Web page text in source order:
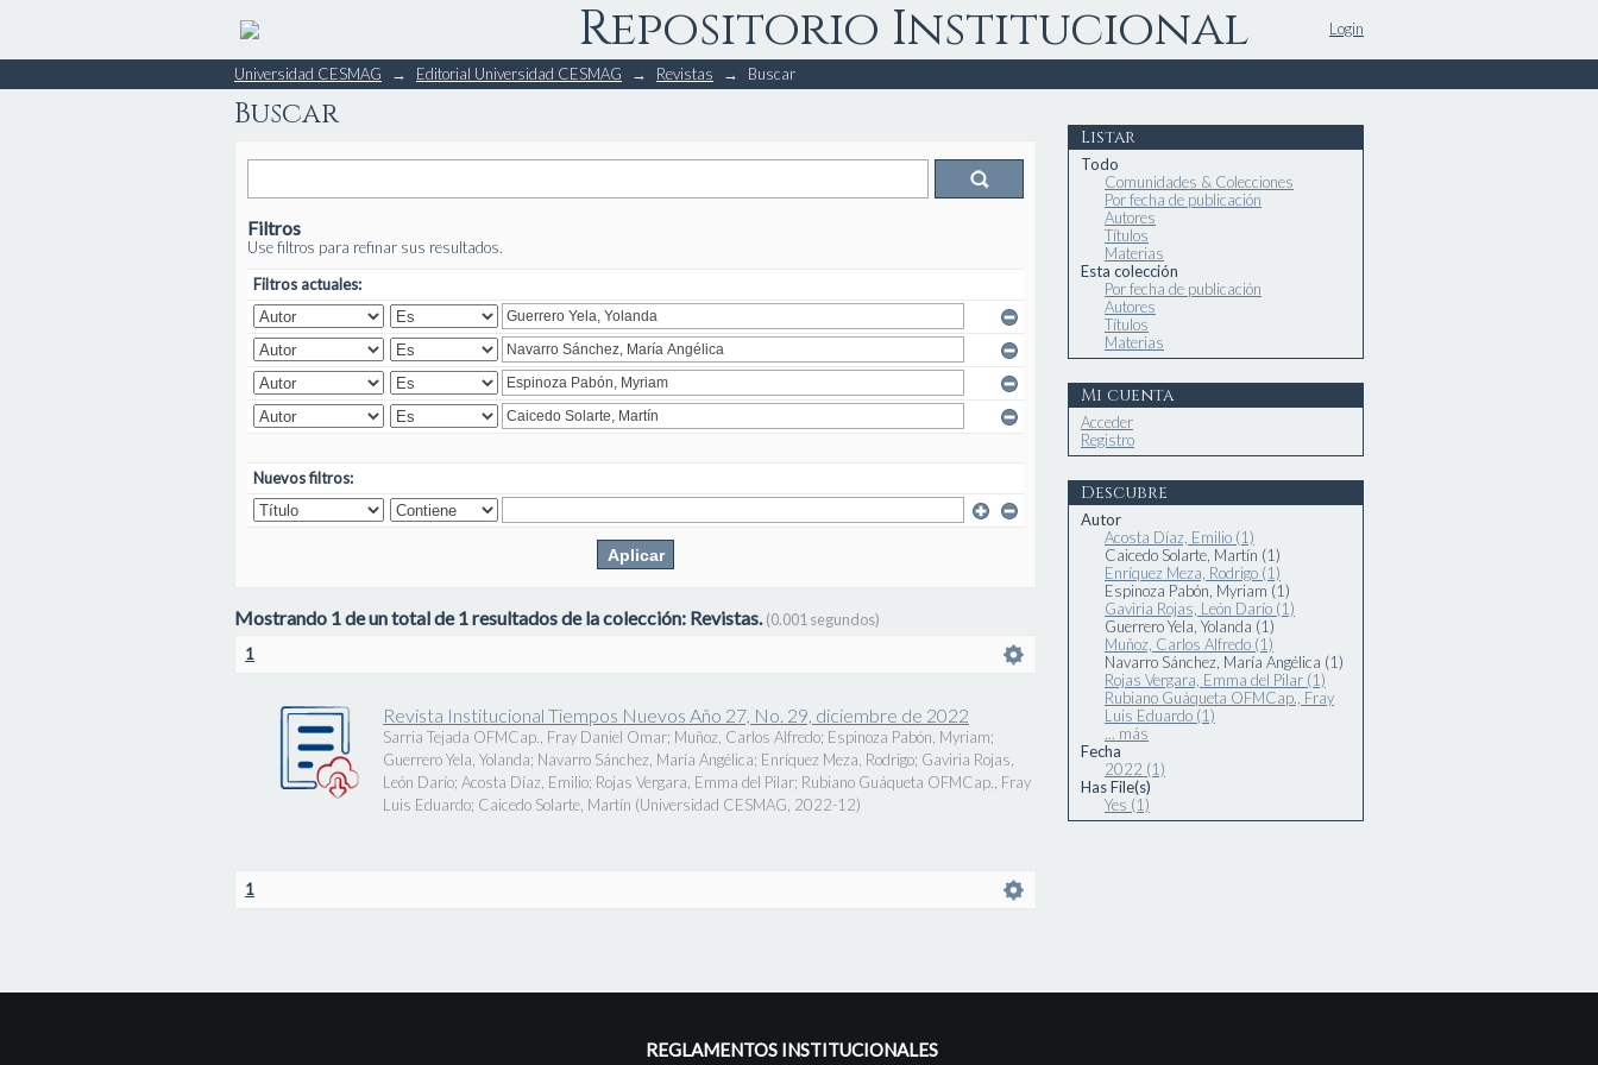
Repositorio Institucional
Buscar
Login
Universidad CESMAG → Editorial Universidad CESMAG → Revistas → Buscar
Buscar
Filtros
Use filtros para refinar sus resultados.
Filtros actuales:
Nuevos filtros:
Mostrando 1 de un total de 1 resultados de la colección: Revistas.(0.001 segundos)
1
Revista Institucional Tiempos Nuevos Año 27, No. 29, diciembre de 2022
Sarria Tejada OFMCap., Fray Daniel Omar; Muñoz, Carlos Alfredo; Espinoza Pabón, Myriam;
Guerrero Yela, Yolanda; Navarro Sánchez, María Angélica; Enríquez Meza, Rodrigo; Gaviria Rojas,
León Darío; Acosta Díaz, Emilio; Rojas Vergara, Emma del Pilar; Rubiano Guáqueta OFMCap., Fray
Luis Eduardo; Caicedo Solarte, Martín (Universidad CESMAG 2022-12)
1
Listar
Todo
Comunidades & Colecciones
Por fecha de publicación
Autores
Títulos
Materias
Esta colección
Por fecha de publicación
Autores
Títulos
Materias
Mi cuenta
Acceder
Registro
Descubre
Autor
Acosta Díaz, Emilio (1)
Caicedo Solarte, Martín (1)
Enríquez Meza, Rodrigo (1)
Espinoza Pabón, Myriam (1)
Gaviria Rojas, León Darío (1)
Guerrero Yela, Yolanda (1)
Muñoz, Carlos Alfredo (1)
Navarro Sánchez, María Angélica (1)
Rojas Vergara, Emma del Pilar (1)
Rubiano Guáqueta OFMCap., Fray
Luis Eduardo (1)
... más
Fecha
2022 (1)
Has File(s)
Yes (1)
REGLAMENTOS INSTITUCIONALES